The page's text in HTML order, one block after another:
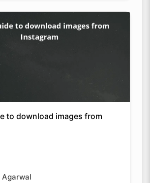
to download images from
Agarwal